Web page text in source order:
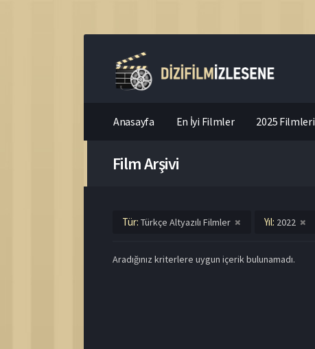
Anasayfa En İyi Filmler 2025 Filmleri
Film Arşivi
Tür: Türkçe Altyazılı Filmler Yıl: 2022
Aradığınız kriterlere uygun içerik bulunamadı.